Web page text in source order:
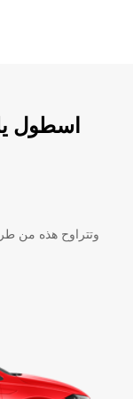
اسطول
وتتراوح هذه من